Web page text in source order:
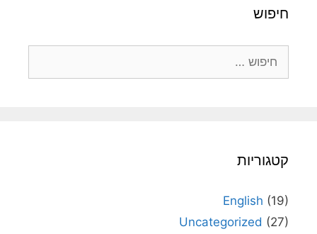
חיפוש
קטגוריות
English (19)
Uncategorized (27)